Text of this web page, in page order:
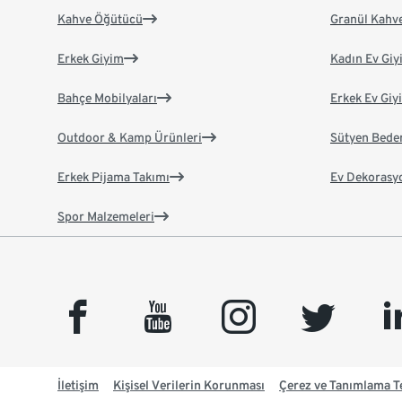
Kahve Öğütücü Granül
Erkek Giyim
Bahçe Mobilyaları
Outdoor & Kamp Ürünleri
Erkek Pijama Takımı
Spor Malzemeleri
Kadın Ev
Erkek Ev
Sütyen
Ev
facebook youtube instagram twitter
İletişim Kişisel Verilerin Korunması Çerez ve Tanımlama